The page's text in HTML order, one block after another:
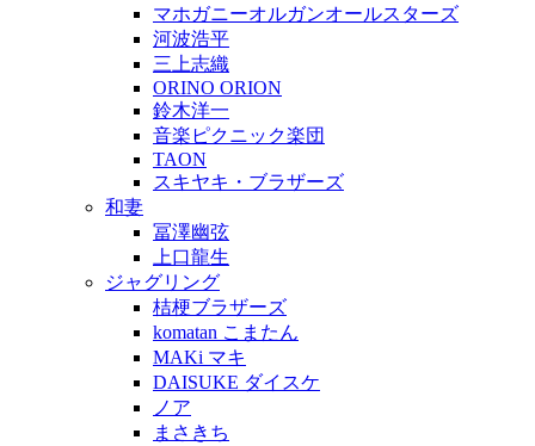
マホガニーオルガンオールスターズ
河波浩平
三上志織
ORINO ORION
鈴木洋一
音楽ピクニック楽団
TAON
スキヤキ・ブラザーズ
和妻
冨澤幽弦
上口龍生
ジャグリング
桔梗ブラザーズ
komatan こまたん
MAKi マキ
DAISUKE ダイスケ
ノア
まさきち